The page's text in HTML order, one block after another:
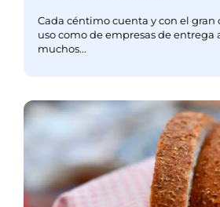
Cada céntimo cuenta y con el
uso como de empresas de entrega
muchos...